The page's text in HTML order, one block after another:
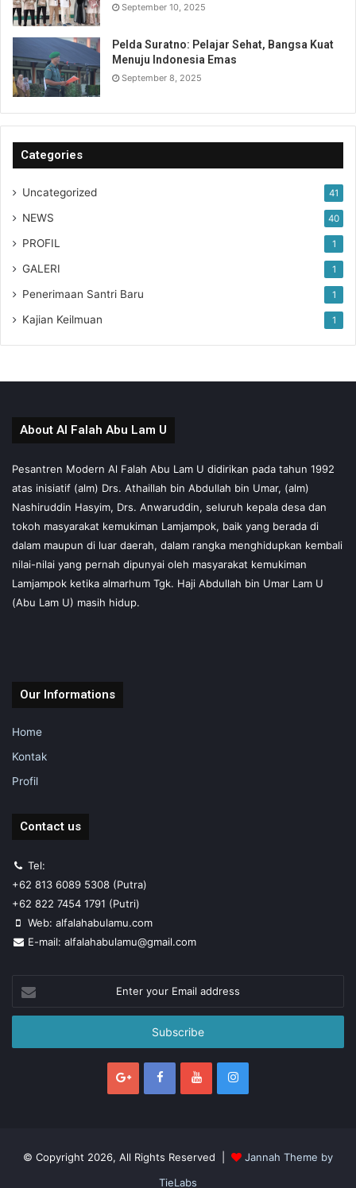
September 10, 2025
Pelda Suratno: Pelajar Sehat, Bangsa Kuat
Menuju Indonesia Emas
September 8, 2025
Categories
Uncategorized 41
NEWS 40
PROFIL 1
GALERI 1
Penerimaan Santri Baru 1
Kajian Keilmuan 1
About Al Falah Abu Lam U
Pesantren Modern Al Falah Abu Lam U didirikan pada tahun 1992
atas inisiatif (alm) Drs. Athaillah bin Abdullah bin Umar, (alm)
Nashiruddin Hasyim, Drs. Anwaruddin, seluruh kepala desa dan
tokoh masyarakat kemukiman Lamjampok, baik yang berada di
dalam maupun di luar daerah, dalam rangka menghidupkan kembali
nilai-nilai yang pernah dipunyai oleh masyarakat kemukiman
Lamjampok ketika almarhum Tgk. Haji Abdullah bin Umar Lam U
(Abu Lam U) masih hidup.
Our Informations
Home
Kontak
Profil
Contact us
Tel:
+62 813 6089 5308 (Putra)
+62 822 7454 1791 (Putri)
Web: alfalahabulamu.com
E-mail: alfalahabulamu@gmail.com
your
Email
© Copyright 2026, All Rights Reserved |
Jannah Theme by
TieLabs